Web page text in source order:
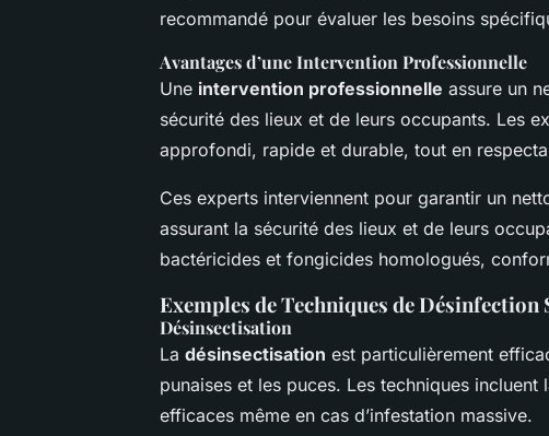
recommandé pour évaluer les besoins
Avantages d’une Intervention Professionnelle
Une intervention professionnelle assure un
sécurité des lieux et de leurs occupants. Les
approfondi, rapide et durable, tout en
Ces experts interviennent pour garantir un
assurant la sécurité des lieux et de leurs
bactéricides et fongicides homologués,
Exemples de Techniques de Désinfection
Désinsectisation
La désinsectisation est particulièrement
punaises et les puces. Les techniques
efficaces même en cas d’infestation massive.